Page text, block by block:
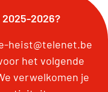
2026?
heist@telenet.be
het volgende
verwelkomen je